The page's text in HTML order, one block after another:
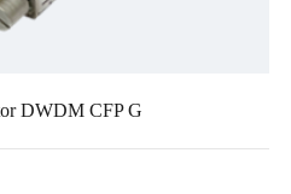
DWDM CFP G